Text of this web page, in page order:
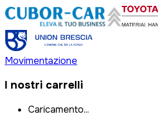
Movimentazione
I nostri carrelli
Caricamento...